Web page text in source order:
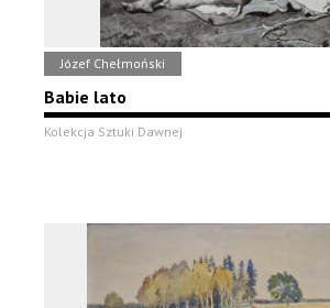
Józef Chełmoński
Babie lato
Kolekcja Sztuki Dawnej